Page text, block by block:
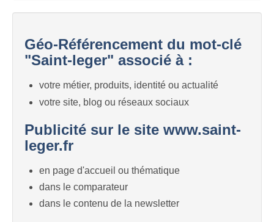
Géo-Référencement du mot-clé
"Saint-leger" associé à :
votre métier, produits, identité ou actualité
votre site, blog ou réseaux sociaux
Publicité sur le site www.saint-
leger.fr
en page d'accueil ou thématique
dans le comparateur
dans le contenu de la newsletter